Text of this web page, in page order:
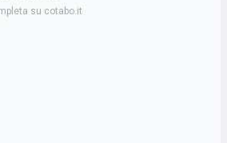
su cotabo.it